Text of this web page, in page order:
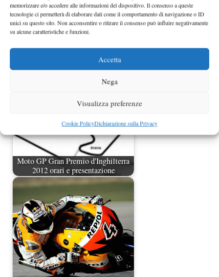
memorizzare e/o accedere alle informazioni del dispositivo. Il consenso a queste
tecnologie ci permetterà di elaborare dati come il comportamento di navigazione o ID
unici su questo sito. Non acconsentire o ritirare il consenso può influire negativamente
su alcune caratteristiche e funzioni.
Accetta
Nega
Visualizza preferenze
Cookie PolicyDichiarazione sulla Privacy
presentazione gran…
Moto GP Gran Premio d'Inghilterra
2012 orari e presentazione